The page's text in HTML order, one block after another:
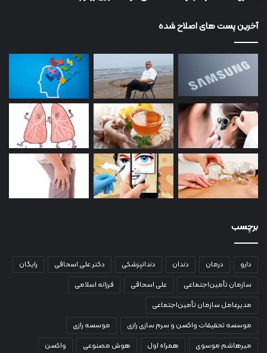
آخرین پست های اصلاح شده
برچسب
دارو درمان دندان دندانپزشکی دکتر علی اسحاقی
رایگان
سازمان تأمین‌اجتماعی
علی اسحاقی
فرزانه اسلامی
مدیرعامل سازمان تأمین‌اجتماعی
موسسه تحقیقات واکسن و سرم سازی رازی
موسسه رازی
میرهاشم موسوی
همراه اول هوش مصنوعی
واکسن